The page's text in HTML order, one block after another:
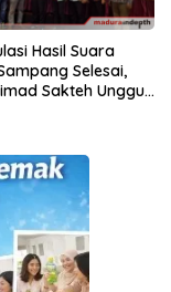
Hasil Suara
Selesai,
Sakteh Unggul